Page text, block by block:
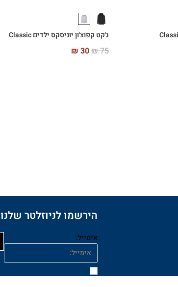
ג'קט קפוצ'ון יוניסקס ילדים Classic
₪75
₪ 30
הירשמו לניוזלטר שלנו
אימייל: